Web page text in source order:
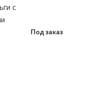
с
Под заказ